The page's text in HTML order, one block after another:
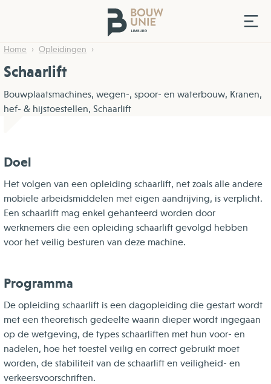
Home Opleidingen
Schaarlift
Bouwplaatsmachines, wegen-, spoor- en waterbouw, Kranen,
hef- & hijstoestellen, Schaarlift
Doel
Het volgen van een opleiding schaarlift, net zoals alle andere
mobiele arbeidsmiddelen met eigen aandrijving, is verplicht.
Een schaarlift mag enkel gehanteerd worden door
werknemers die een opleiding schaarlift gevolgd hebben
voor het veilig besturen van deze machine.
Programma
De opleiding schaarlift is een dagopleiding die gestart wordt
met een theoretisch gedeelte waarin dieper wordt ingegaan
op de wetgeving, de types schaarliften met hun voor- en
nadelen, hoe het toestel veilig en correct gebruikt moet
worden, de stabiliteit van de schaarlift en veiligheid- en
verkeersvoorschriften.